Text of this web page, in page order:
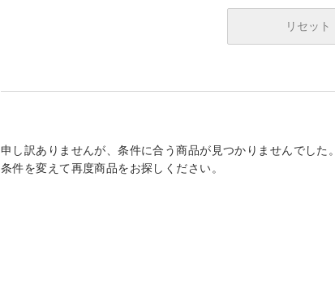
リセット
申し訳ありませんが、条件に合う商品が見つかりませんでした。
条件を変えて再度商品をお探しください。